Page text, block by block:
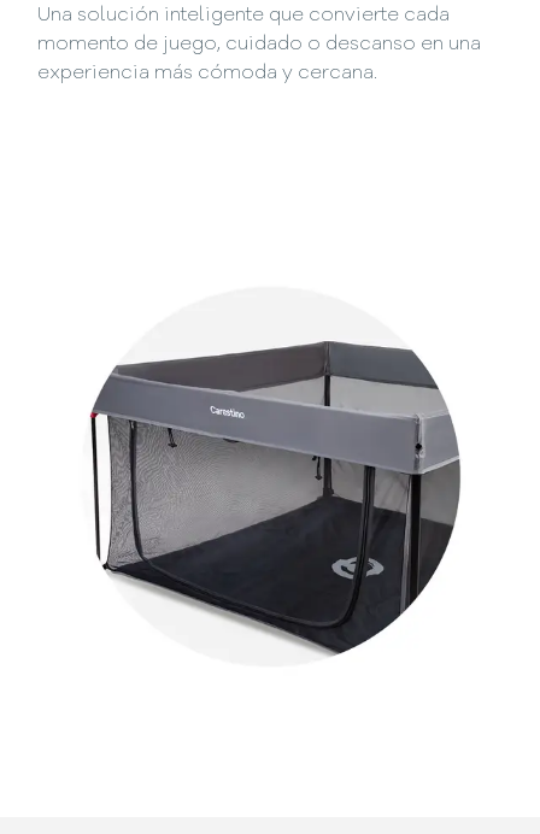
Una solución inteligente que convierte cada
momento de juego, cuidado o descanso en una
experiencia más cómoda y cercana.